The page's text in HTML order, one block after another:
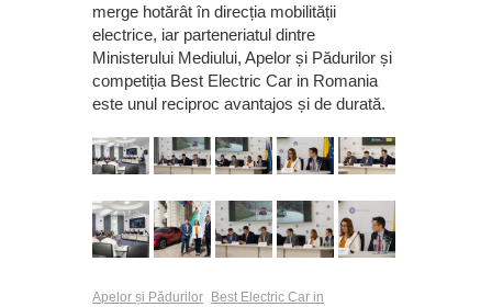
merge hotărât în direcția mobilității
electrice, iar parteneriatul dintre
Ministerului Mediului, Apelor și Pădurilor și
competiția Best Electric Car in Romania
este unul reciproc avantajos și de durată.
Apelor și Pădurilor
Best Electric Car in